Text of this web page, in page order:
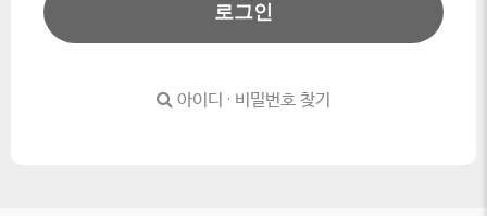
로그인
아이디 · 비밀번호 찾기